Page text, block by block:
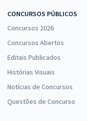
CONCURSOS PÚBLICOS
Concursos 2026
Concursos Abertos
Editais Publicados
Histórias Visuais
Notícias de Concursos
Questões de Concurso